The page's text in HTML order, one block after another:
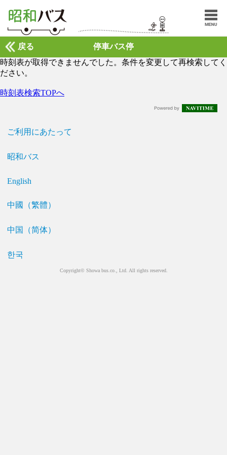
停車バス停
戻る
時刻表が取得できませんでした。条件を変更して再検索してく
ださい。
時刻表検索TOPへ
ご利用にあたって
昭和バス
English
中國（繁體）
中国（简体）
한국
Copyright© Showa bus.co., Ltd. All rights reserved.